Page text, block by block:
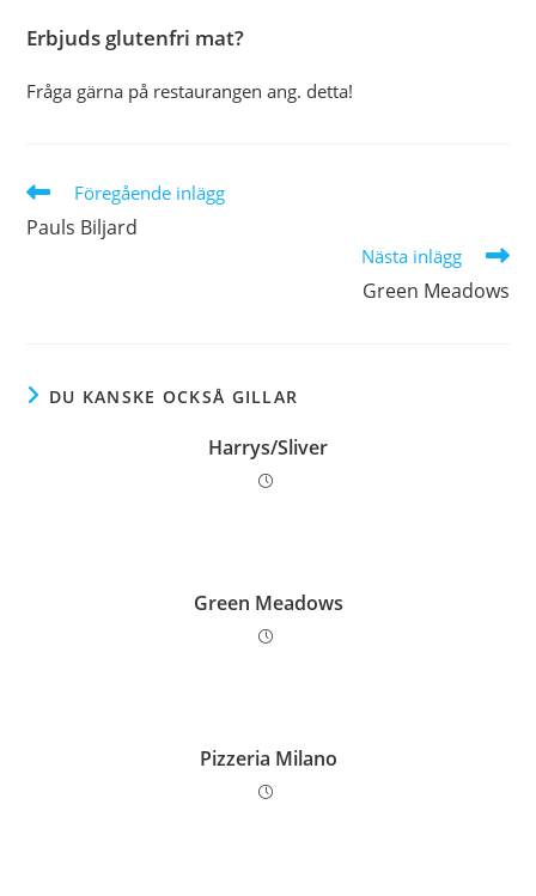
Erbjuds glutenfri mat?
Fråga gärna på restaurangen ang. detta!
Läs
artiklar
Föregående inlägg
Pauls Biljard
Nästa inlägg
Green Meadows
DU KANSKE OCKSÅ GILLAR
Harrys/Sliver
Green Meadows
Pizzeria Milano